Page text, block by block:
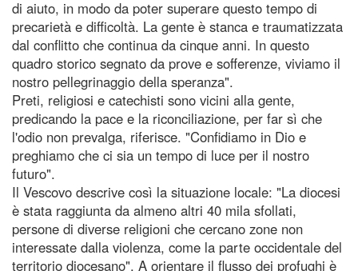
di aiuto, in modo da poter superare questo tempo di
precarietà e difficoltà. La gente è stanca e traumatizzata
dal conflitto che continua da cinque anni. In questo
quadro storico segnato da prove e sofferenze, viviamo il
nostro pellegrinaggio della speranza".
Preti, religiosi e catechisti sono vicini alla gente,
predicando la pace e la riconciliazione, per far sì che
l'odio non prevalga, riferisce. "Confidiamo in Dio e
preghiamo che ci sia un tempo di luce per il nostro
futuro".
Il Vescovo descrive così la situazione locale: "La diocesi
è stata raggiunta da almeno altri 40 mila sfollati,
persone di diverse religioni che cercano zone non
interessate dalla violenza, come la parte occidentale del
territorio diocesano". A orientare il flusso dei profughi è